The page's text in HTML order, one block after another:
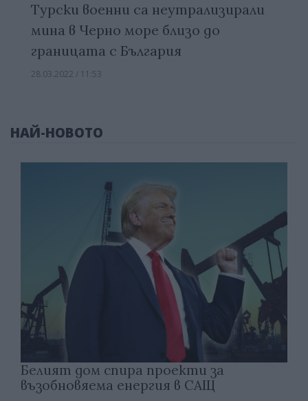
Турски военни са неутрализирали
мина в Черно море близо до
границата с България
28.03.2022 / 11:53
НАЙ-НОВОТО
Белият дом спира проекти за
възобновяема енергия в САЩ